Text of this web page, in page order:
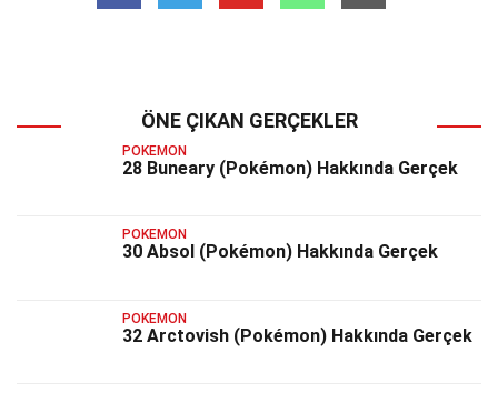
ÖNE ÇIKAN GERÇEKLER
POKEMON
28 Buneary (Pokémon) Hakkında Gerçek
POKEMON
30 Absol (Pokémon) Hakkında Gerçek
POKEMON
32 Arctovish (Pokémon) Hakkında Gerçek